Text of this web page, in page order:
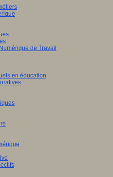
de Travail
en éducation